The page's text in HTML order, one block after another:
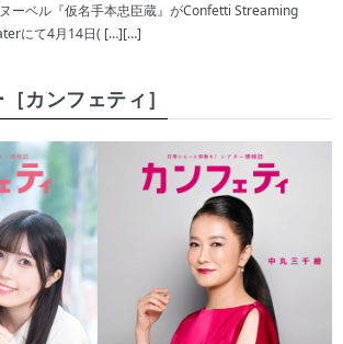
ーベル『仮名手本忠臣蔵』がConfetti Streaming
にて4月14日( […][…]
カンフェティ］